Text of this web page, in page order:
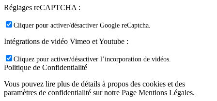
Réglages reCAPTCHA :
Cliquer pour activer/désactiver Google reCaptcha.
Intégrations de vidéo Vimeo et Youtube :
Cliquez pour activer/désactiver l’incorporation de vidéos.
Politique de Confidentialité
Vous pouvez lire plus de détails à propos des cookies et des
paramètres de confidentialité sur notre Page Mentions Légales.